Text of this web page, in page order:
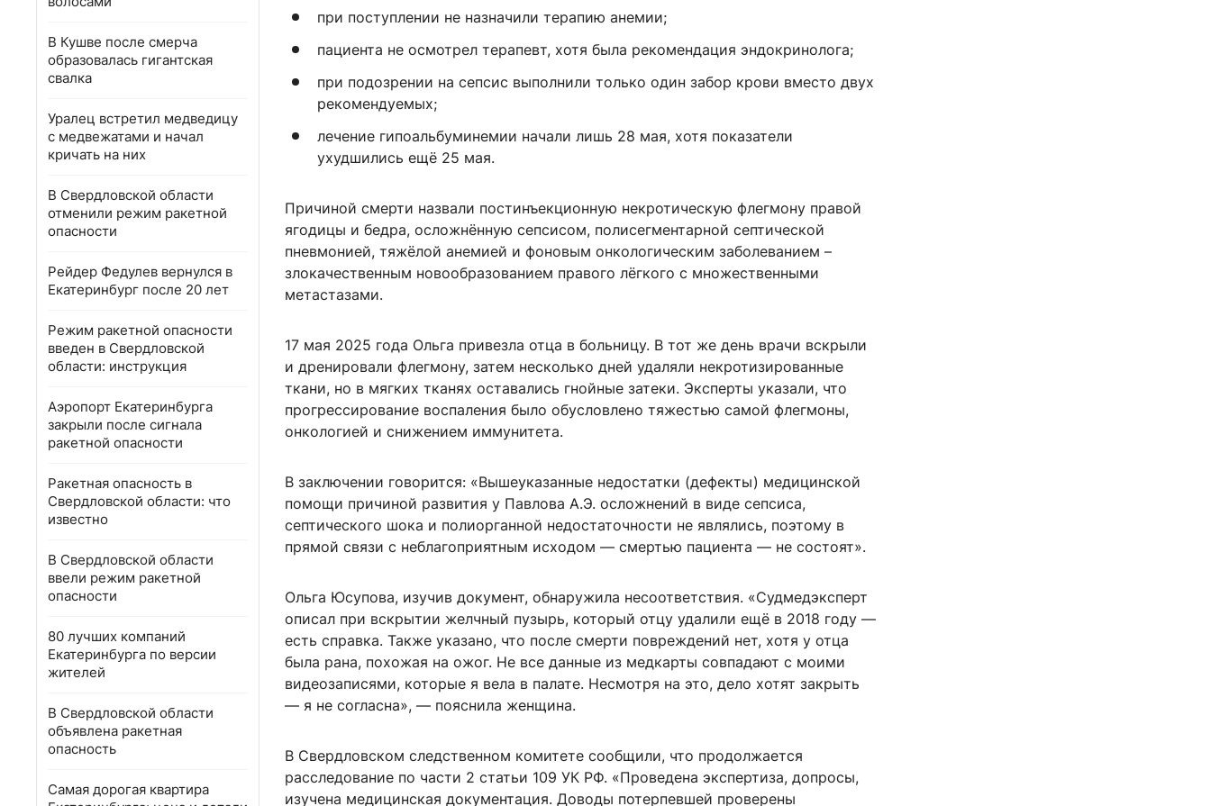
В Кушве после смерча
образовалась гигантская
свалка
Уралец встретил медведицу
с медвежатами и начал
кричать на них
В Свердловской области
отменили режим ракетной
опасности
Рейдер Федулев вернулся в
Екатеринбург после 20 лет
Режим ракетной опасности
введен в Свердловской
области: инструкция
Аэропорт Екатеринбурга
закрыли после сигнала
ракетной опасности
Ракетная опасность в
Свердловской области: что
известно
В Свердловской области
ввели режим ракетной
опасности
80 лучших компаний
Екатеринбурга по версии
жителей
В Свердловской области
объявлена ракетная
опасность
Самая дорогая квартира
при поступлении не назначили терапию анемии;
пациента не осмотрел терапевт, хотя была рекомендация эндокринолога;
при подозрении на сепсис выполнили только один забор крови вместо двух
рекомендуемых;
лечение гипоальбуминемии начали лишь 28 мая, хотя показатели
ухудшились ещё 25 мая.
Причиной смерти назвали постинъекционную некротическую флегмону правой
ягодицы и бедра, осложнённую сепсисом, полисегментарной септической
пневмонией, тяжёлой анемией и фоновым онкологическим заболеванием –
злокачественным новообразованием правого лёгкого с множественными
метастазами.
17 мая 2025 года Ольга привезла отца в больницу. В тот же день врачи вскрыли
и дренировали флегмону, затем несколько дней удаляли некротизированные
ткани, но в мягких тканях оставались гнойные затеки. Эксперты указали, что
прогрессирование воспаления было обусловлено тяжестью самой флегмоны,
онкологией и снижением иммунитета.
В заключении говорится: «Вышеуказанные недостатки (дефекты) медицинской
помощи причиной развития у Павлова А.Э. осложнений в виде сепсиса,
септического шока и полиорганной недостаточности не являлись, поэтому в
прямой связи с неблагоприятным исходом — смертью пациента — не состоят».
Ольга Юсупова, изучив документ, обнаружила несоответствия. «Судмедэксперт
описал при вскрытии желчный пузырь, который отцу удалили ещё в 2018 году —
есть справка. Также указано, что после смерти повреждений нет, хотя у отца
была рана, похожая на ожог. Не все данные из медкарты совпадают с моими
видеозаписями, которые я вела в палате. Несмотря на это, дело хотят закрыть
— я не согласна», — пояснила женщина.
В Свердловском следственном комитете сообщили, что продолжается
расследование по части 2 статьи 109 УК РФ. «Проведена экспертиза, допросы,
изучена медицинская документация. Доводы потерпевшей проверены